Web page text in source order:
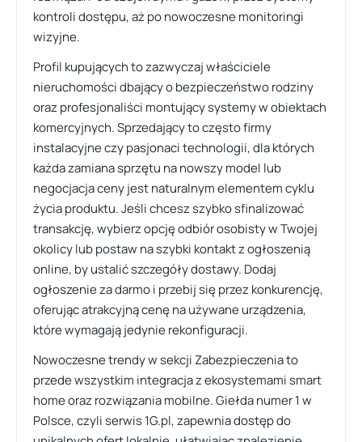
kontroli dostępu, aż po nowoczesne monitoringi
wizyjne.
Profil kupujących to zazwyczaj właściciele
nieruchomości dbający o bezpieczeństwo rodziny
oraz profesjonaliści montujący systemy w obiektach
komercyjnych. Sprzedający to często firmy
instalacyjne czy pasjonaci technologii, dla których
każda zamiana sprzętu na nowszy model lub
negocjacja ceny jest naturalnym elementem cyklu
życia produktu. Jeśli chcesz szybko sfinalizować
transakcję, wybierz opcję odbiór osobisty w Twojej
okolicy lub postaw na szybki kontakt z ogłoszenią
online, by ustalić szczegóły dostawy. Dodaj
ogłoszenie za darmo i przebij się przez konkurencję,
oferując atrakcyjną cenę na używane urządzenia,
które wymagają jedynie rekonfiguracji.
Nowoczesne trendy w sekcji Zabezpieczenia to
przede wszystkim integracja z ekosystemami smart
home oraz rozwiązania mobilne. Giełda numer 1 w
Polsce, czyli serwis 1G.pl, zapewnia dostęp do